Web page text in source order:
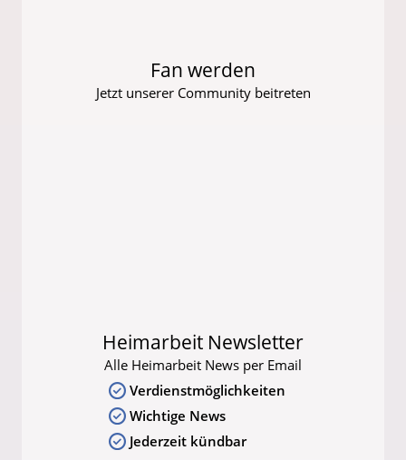
Fan werden
Jetzt unserer Community beitreten
Heimarbeit Newsletter
Alle Heimarbeit News per Email
Verdienstmöglichkeiten
Wichtige News
Jederzeit kündbar